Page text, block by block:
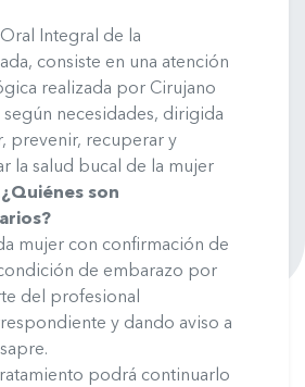
Oral Integral de la
consiste en una atención
realizada por Cirujano
según necesidades, dirigida
prevenir, recuperar y
la salud bucal de la mujer
¿Quiénes son
mujer con confirmación de
de embarazo por
del profesional
y dando aviso a
podrá continuarlo